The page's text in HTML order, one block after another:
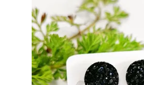
récent
au
plus
ancien